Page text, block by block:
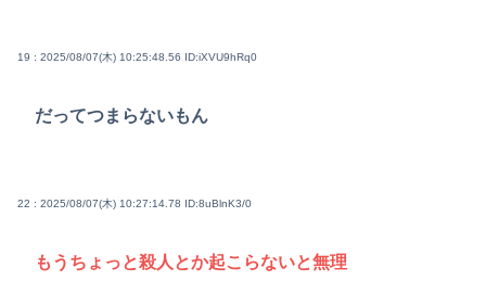
19 : 2025/08/07(木) 10:25:48.56 ID:iXVU9hRq0
だってつまらないもん
22 : 2025/08/07(木) 10:27:14.78 ID:8uBlnK3/0
もうちょっと殺人とか起こらないと無理